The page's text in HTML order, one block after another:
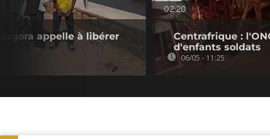
appelle à libérer
02:20
Centrafrique :
d'enfants soldats
06/05 - 11:25